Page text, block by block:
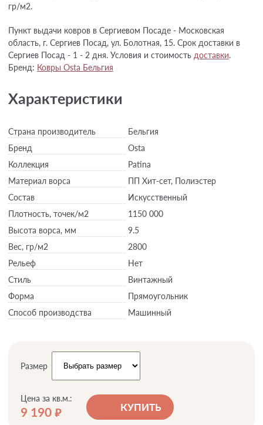
гр/м2.
Пункт выдачи ковров в Сергиевом Посаде - Московская
область, г. Сергиев Посад, ул. Болотная, 15. Срок доставки в
Сергиев Посад - 1 - 2 дня. Условия и стоимость доставки.
Бренд: Ковры Osta Бельгия
Характеристики
Страна производитель
Бельгия
Бренд
Osta
Коллекция
Patina
Материал ворса
ПП Хит-сет, Полиэстер
Состав
Искусственный
Плотность, точек/м2
1150 000
Высота ворса, мм
9.5
Вес, гр/м2
2800
Рельеф
Нет
Стиль
Винтажный
Форма
Прямоугольник
Способ производства
Машинный
Размер
Цена за кв.м.:
9 190 руб. КУПИТЬ